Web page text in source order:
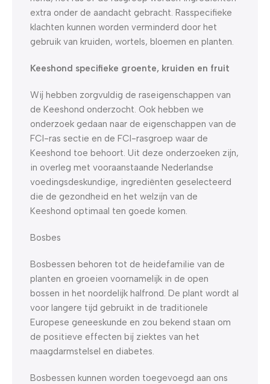
extra onder de aandacht gebracht. Rasspecifieke
klachten kunnen worden verminderd door het
gebruik van kruiden, wortels, bloemen en planten.
Keeshond specifieke groente, kruiden en fruit
Wij hebben zorgvuldig de raseigenschappen van
de Keeshond onderzocht. Ook hebben we
onderzoek gedaan naar de eigenschappen van de
FCI-ras sectie en de FCI-rasgroep waar de
Keeshond toe behoort. Uit deze onderzoeken zijn,
in overleg met vooraanstaande Nederlandse
voedingsdeskundige, ingrediënten geselecteerd
die de gezondheid en het welzijn van de
Keeshond optimaal ten goede komen.
Bosbes
Bosbessen behoren tot de heidefamilie van de
planten en groeien voornamelijk in de open
bossen in het noordelijk halfrond. De plant wordt al
voor langere tijd gebruikt in de traditionele
Europese geneeskunde en zou bekend staan om
de positieve effecten bij ziektes van het
maagdarmstelsel en diabetes.
Bosbessen kunnen worden toegevoegd aan ons